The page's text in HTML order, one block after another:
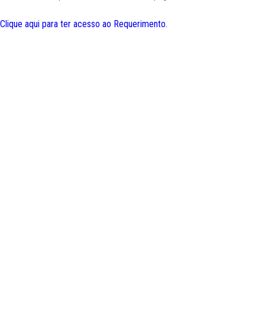
Clique aqui para ter acesso ao Requerimento.